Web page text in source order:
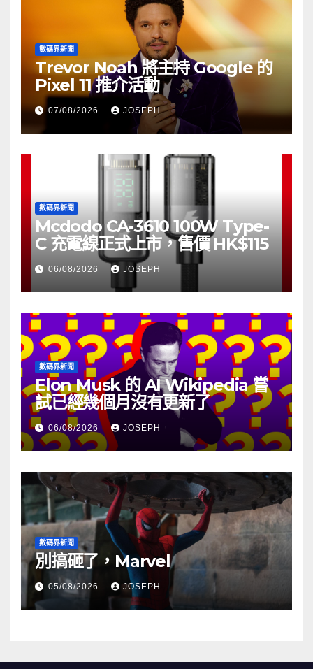
數碼界新聞
Trevor Noah 將主持 Google 的
Pixel 11 推介活動
07/08/2026 JOSEPH
數碼界新聞
Mcdodo CA-3610 100W Type-
C 充電線正式上市，售價 HK$115
06/08/2026 JOSEPH
數碼界新聞
Elon Musk 的 AI Wikipedia 嘗
試已經幾個月沒有更新了
06/08/2026 JOSEPH
數碼界新聞
別搞砸了，Marvel
05/08/2026 JOSEPH